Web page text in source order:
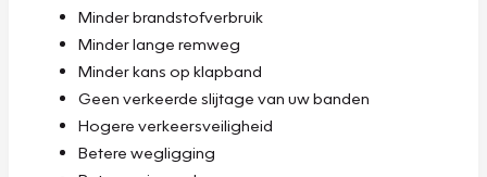
Minder brandstofverbruik
Minder lange remweg
Minder kans op klapband
Geen verkeerde slijtage van uw banden
Hogere verkeersveiligheid
Betere wegligging